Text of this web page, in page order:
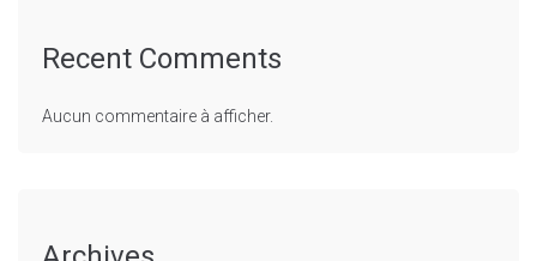
Recent Comments
Aucun commentaire à afficher.